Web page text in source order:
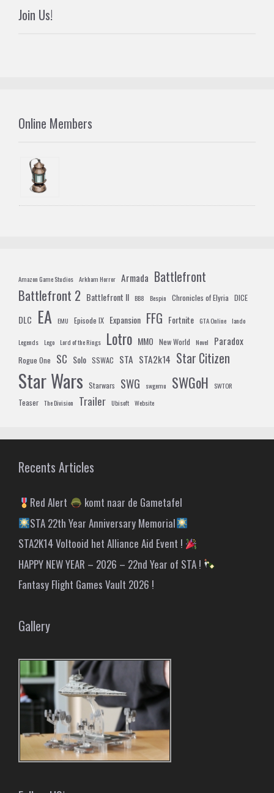
Join Us!
Online Members
Amazon Game Studios Arkham Horror Armada Battlefront
Battlefront 2 Battlefront II BB8 Bespin Chronicles of Elyria DICE
DLC EA EMU Episode IX Expansion FFG Fortnite GTA Online lando
Legends Lego Lord of the Rings Lotro MMO New World Novel Paradox
Rogue One SC Solo SSWAC STA STA2k14 Star Citizen
Star Wars Starwars SWG swgemu SWGoH SWTOR
Teaser The Division Trailer Ubisoft Website
Recents Articles
Red Alert
komt naar de Gametafel
STA 22th Year Anniversary Memorial
STA2K14 Voltooid het Alliance Aid Event !
HAPPY NEW YEAR – 2026 – 22nd Year of STA !
Fantasy Flight Games Vault 2026 !
Gallery